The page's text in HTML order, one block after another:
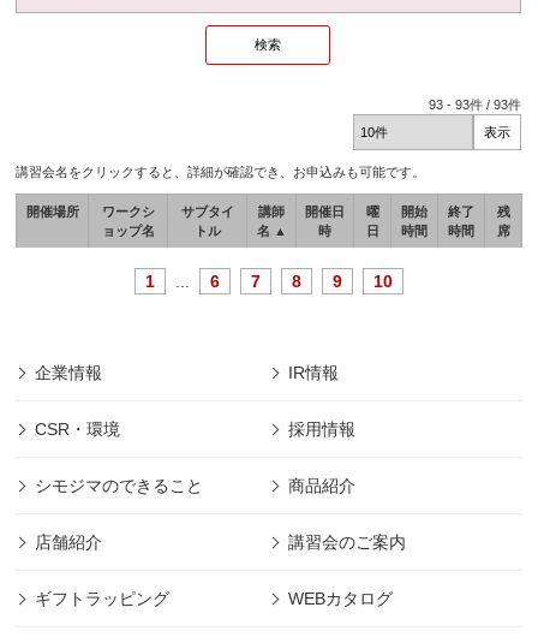
93 -93件 /93件
講習会名をクリックすると、詳細が確認でき、お申込みも可能です。
開催場所
ワークシ
ョップ名
サブタイ
トル
講師
名 ▲
開催日
時
曜
日
開始
時間
終了
時間
残
席
1 6 7 8 9 10
企業情報 IR情報
CSR・環境 採用情報
シモジマのできること 商品紹介
店舗紹介 講習会のご案内
ギフトラッピング WEBカタログ